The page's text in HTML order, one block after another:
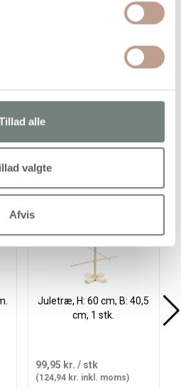
alle
valgte
Afvis
så de er lette at samle. Sæt
Juletræ, H: 60 cm, B: 40,5
cm, 1 stk.
99,95 kr. / stk
(124,94 kr. inkl. moms)